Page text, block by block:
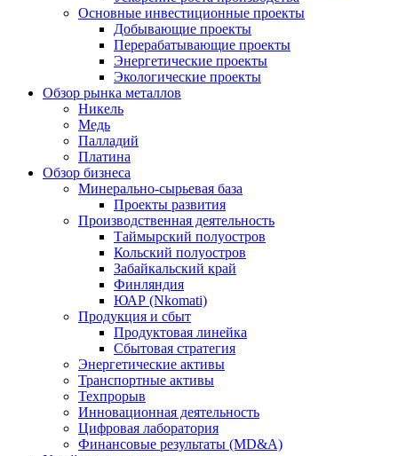
Основные инвестиционные проекты
Добывающие проекты
Перерабатывающие проекты
Энергетические проекты
Экологические проекты
Обзор рынка металлов
Никель
Медь
Палладий
Платина
Обзор бизнеса
Минерально-сырьевая база
Проекты развития
Производственная деятельность
Таймырский полуостров
Кольский полуостров
Забайкальский край
Финляндия
ЮАР (Nkomati)
Продукция и сбыт
Продуктовая линейка
Сбытовая стратегия
Энергетические активы
Транспортные активы
Техпрорыв
Инновационная деятельность
Цифровая лаборатория
Финансовые результаты (MD&A)